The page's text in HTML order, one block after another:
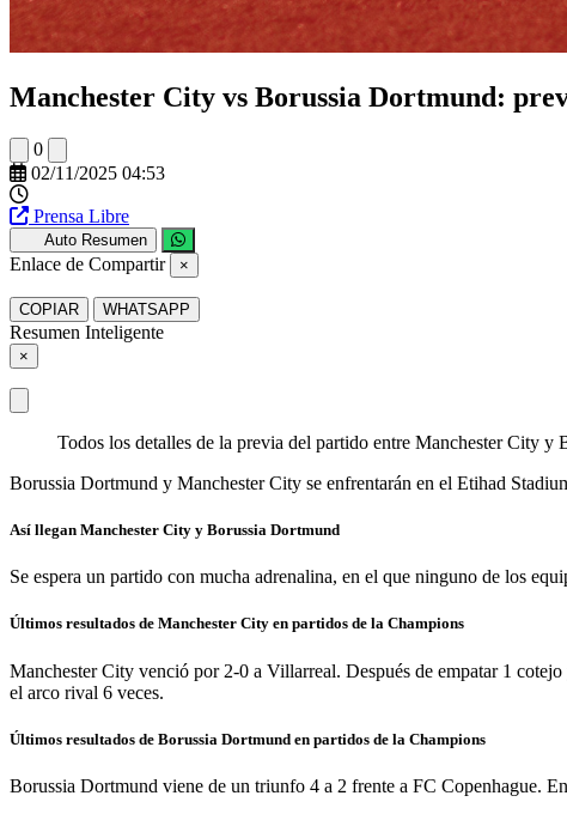
Manchester City vs Borussia Dortmund:
0
02/11/2025 04:53
Prensa Libre
Auto Resumen
Enlace de Compartir ×
COPIAR WHATSAPP
Resumen Inteligente
×
Todos los detalles de la previa del partido entre Manchester City y
Borussia Dortmund y Manchester City se enfrentarán en el Etihad
Así llegan Manchester City y Borussia Dortmund
Se espera un partido con mucha adrenalina, en el que ninguno de los
Últimos resultados de Manchester City en partidos de la Champions
Manchester City venció por 2-0 a Villarreal. Después de empatar 1
el arco rival 6 veces.
Últimos resultados de Borussia Dortmund en partidos de la Champions
Borussia Dortmund viene de un triunfo 4 a 2 frente a FC Copenhague.